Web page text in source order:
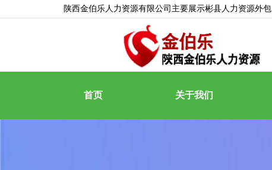
陕西金伯乐人力资源有限公司主要展示彬县人力资源外包
首页 关于我们